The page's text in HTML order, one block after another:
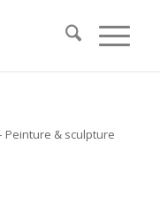
Peinture & sculpture